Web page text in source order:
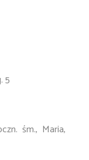
5
śm., Maria,